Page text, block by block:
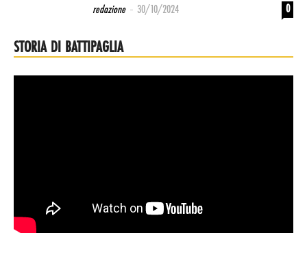
redazione - 30/10/2024 0
STORIA DI BATTIPAGLIA